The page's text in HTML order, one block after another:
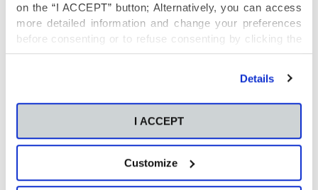
on the “I ACCEPT” button; Alternatively, you can access
more detailed information and change your preferences
before consenting or to refuse consenting by clicking the
"Personalize" button. For more information you can visit
Details
I ACCEPT
Customize